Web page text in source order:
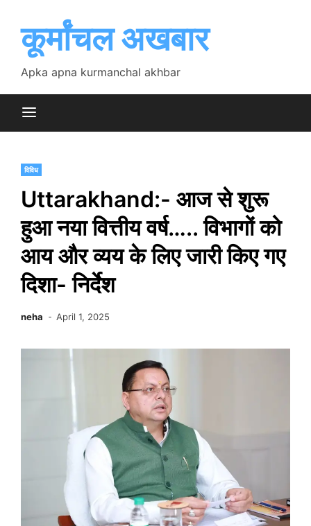
contentकूर्मांचल अखबार
Apka apna kurmanchal akhbar
विविध
Uttarakhand:- आज से शुरू
हुआ नया वित्तीय वर्ष….. विभागों को
आय और व्यय के लिए जारी किए गए
दिशा- निर्देश
neha April 1, 2025